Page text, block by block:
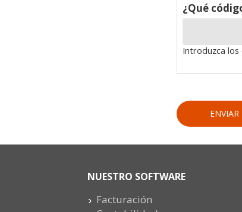
¿Qué
Introduzca los
NUESTRO SOFTWARE
Facturación